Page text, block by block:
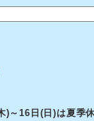
16日(日)は夏季休